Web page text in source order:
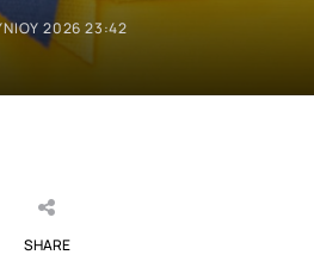
2026 23:42
SHARE